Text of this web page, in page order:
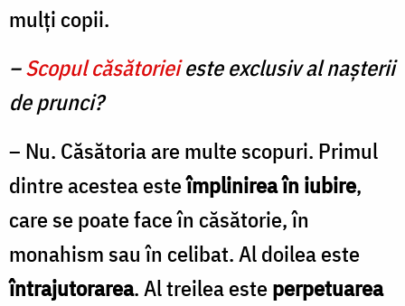
mulți copii.
–Scopul căsătorieieste exclusiv al naşterii
de prunci?
– Nu. Căsătoria are multe scopuri. Primul
dintre acestea esteîmplinirea în iubire,
care se poate face în căsătorie, în
monahism sau în celibat. Al doilea este
întrajutorarea. Al treilea esteperpetuarea